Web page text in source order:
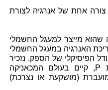
אחת של אנרגיה לצורת
מייצר למעגל החשמלי
האנרגיה במעגל החשמלי
הפיסיקלי של הספק. נזכיר
שמושג ההספק, המסומן באות P, קיים בעולם המכאניקה
(מושקעת או נצרכת)